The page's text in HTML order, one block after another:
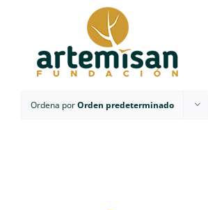
contenido
Ordena porOrden predeterminado